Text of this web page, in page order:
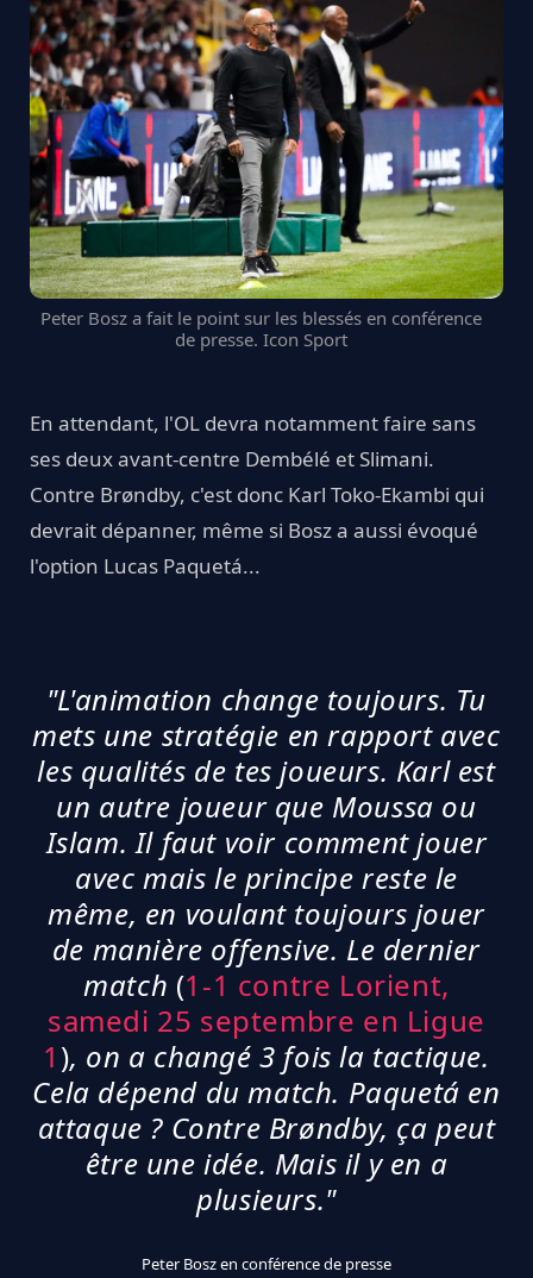
Peter Bosz a fait le point sur les blessés en conférence
de presse. Icon Sport
En attendant, l'OL devra notamment faire sans
ses deux avant-centre Dembélé et Slimani.
Contre Brøndby, c'est donc Karl Toko-Ekambi qui
devrait dépanner, même si Bosz a aussi évoqué
l'option Lucas Paquetá...
"L'animation change toujours. Tu
mets une stratégie en rapport avec
les qualités de tes joueurs. Karl est
un autre joueur que Moussa ou
Islam. Il faut voir comment jouer
avec mais le principe reste le
même, en voulant toujours jouer
de manière offensive. Le dernier
match (1-1 contre Lorient,
samedi 25 septembre en Ligue
1 ), on a changé 3 fois la tactique.
Cela dépend du match. Paquetá en
attaque ? Contre Brøndby, ça peut
être une idée. Mais il y en a
plusieurs."
Peter Bosz en conférence de presse